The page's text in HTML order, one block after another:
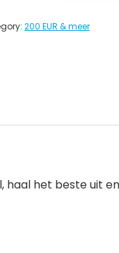
200 EUR & meer
haal het beste uit